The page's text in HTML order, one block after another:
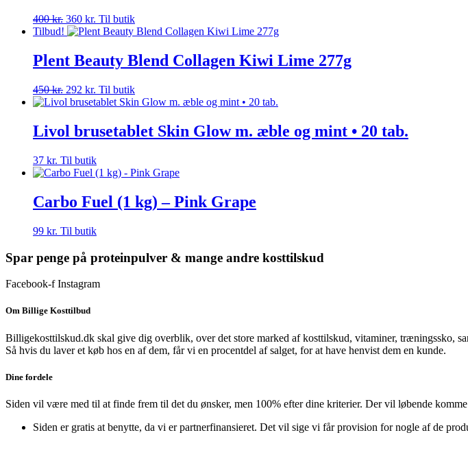
400kr. Den
oprindelige
var:
400 kr..
360 kr. Den
aktuelle
er:
360 kr..
Til butik
Tilbud!
Plent Beauty Blend Collagen Kiwi Lime 277g
450kr. Den
oprindelige
var:
450 kr..
292 kr. Den
aktuelle
292 kr..
Til butik
Livol brusetablet Skin Glow m. æble og mint • 20 tab.
37 kr. Til butik
Carbo Fuel (1 kg) – Pink Grape
99 kr. Til butik
Spar penge på proteinpulver & mange andre kosttilskud
Facebook-f Instagram
Om Billige Kosttilbud
Billigekosttilskud.dk skal give dig overblik, over det store marked af kosttilskud, vitaminer, træningssko,
Så hvis du laver et køb hos en af dem, får vi en procentdel af salget, for at have henvist dem en kunde.
Dine fordele
Siden vil være med til at finde frem til det du ønsker, men 100% efter dine kriterier. Der vil løbende
Siden er gratis at benytte, da vi er partnerfinansieret. Det vil sige vi får provision for nogle af de